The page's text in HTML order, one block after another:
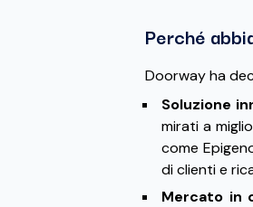
Perché
Doorway ha
Soluzione
mirati a
come
di clienti e
Mercato in